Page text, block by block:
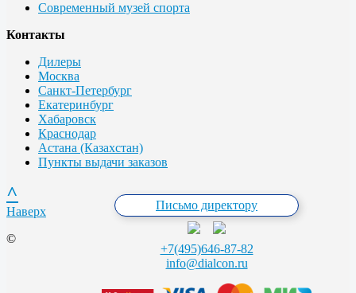
Современный музей спорта
Контакты
Дилеры
Москва
Санкт-Петербург
Екатеринбург
Хабаровск
Краснодар
Астана (Казахстан)
Пункты выдачи заказов
Письмо директору
+7(495)646-87-82
info@dialcon.ru
^
Наверх
©